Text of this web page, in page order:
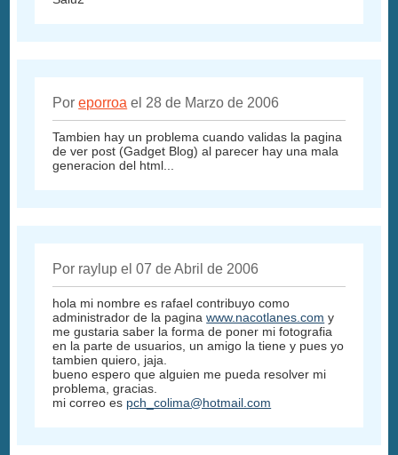
Poreporroa el 28 de Marzo de 2006
Tambien hay un problema cuando validas la pagina
de ver post (Gadget Blog) al parecer hay una mala
generacion del html...
Por raylup el 07 de Abril de 2006
hola mi nombre es rafael contribuyo como
administrador de la paginawww.nacotlanes.com y
me gustaria saber la forma de poner mi fotografia
en la parte de usuarios, un amigo la tiene y pues yo
tambien quiero, jaja.
bueno espero que alguien me pueda resolver mi
problema, gracias.
mi correo es pch_colima@hotmail.com